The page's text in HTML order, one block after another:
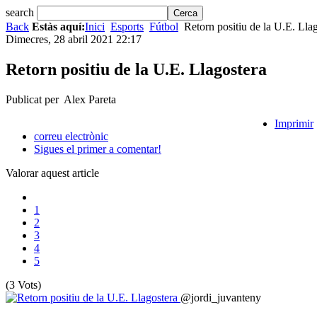
search
Back Estàs aquí:Inici Esports Fútbol Retorn positiu de la U.E.
Dimecres, 28 abril 2021 22:17
Retorn positiu de la U.E. Llagostera
Publicat per Alex Pareta
Imprimir
correu electrònic
Sigues el primer a comentar!
Valorar aquest article
1
2
3
4
5
(3 Vots)
@jordi_juvanteny